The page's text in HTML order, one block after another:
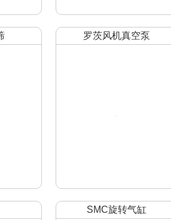
罗茨风机真空泵
SMC旋转气缸